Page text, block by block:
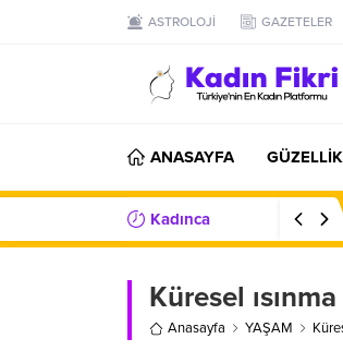
ASTROLOJİ GAZETELER
ANASAYFA GÜZELLİK
Kadınca
Küresel
Anasayfa YAŞAM